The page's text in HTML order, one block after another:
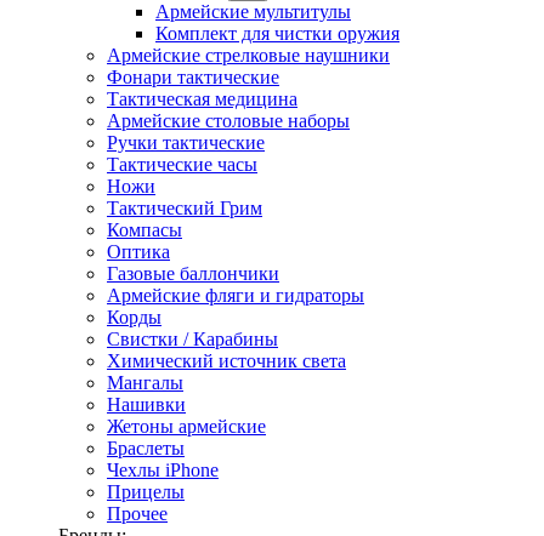
Армейские мультитулы
Комплект для чистки оружия
Армейские стрелковые наушники
Фонари тактические
Тактическая медицина
Армейские столовые наборы
Ручки тактические
Тактические часы
Ножи
Тактический Грим
Компасы
Оптика
Газовые баллончики
Армейские фляги и гидраторы
Корды
Свистки / Карабины
Химический источник света
Мангалы
Нашивки
Жетоны армейские
Браслеты
Чехлы iPhone
Прицелы
Прочее